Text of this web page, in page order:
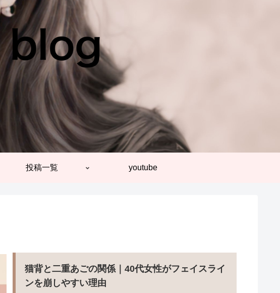
投稿一覧 youtube
猫背と二重あごの関係｜40代女性がフェイスライ
ンを崩しやすい理由